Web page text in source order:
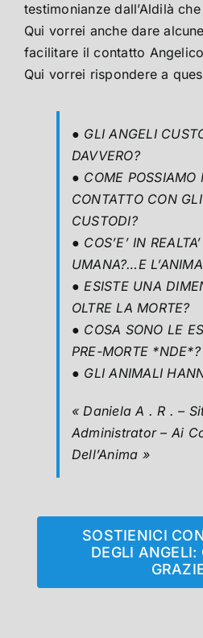
testimonianze dall’Aldilà
Qui vorrei anche dare
facilitare il contatto
Qui vorrei rispondere a
● GLI ANGELI
DAVVERO?
● COME POSSIAMO
CONTATTO CON
CUSTODI?
● COS’E’ IN
UMANA?…E
● ESISTE UNA
OLTRE LA MORTE?
● COSA SONO LE
PRE-MORTE *NDE*?
● GLI ANIMALI
« Daniela A . R . –
Administrator – Ai
Dell’Anima »
SOSTIENICI
DEGLI ANGELI: